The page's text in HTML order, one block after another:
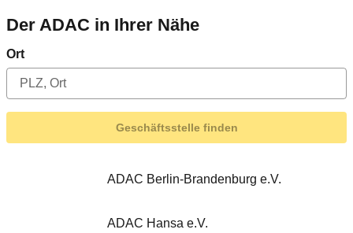
Leistungen, die Ihnen der Club bietet. Ob Tourset,
Karten oder Versicherungen. Sie können sich vor
Ort beraten lassen und das Gewünschte gleich
mitnehmen. Videomaut für Österreich erhältlich.
In den ADAC Geschäftsstellen können Sie
außerdem die Verifizierung für den
Die ADAC Vertretungen bieten die wichtigsten
Der ADAC in Ihrer Nähe
Ort
Geschäftsstelle finden
ADAC Berlin-Brandenburg e.V.
ADAC Hansa e.V.